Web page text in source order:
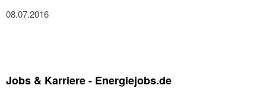
08.07.2016
Jobs & Karriere - Energiejobs.de